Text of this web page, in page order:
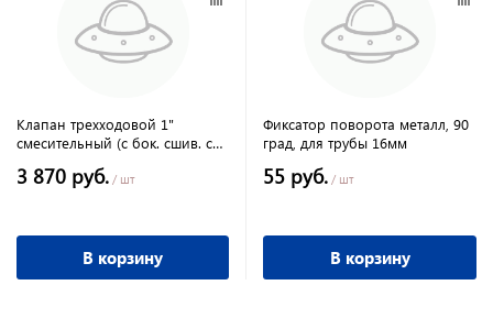
Клапан трехходовой 1"
смесительный (с бок. сшив. с
перекр)
3 870 руб. / шт
В корзину
Фиксатор поворота металл, 90
град, для трубы 16мм
55 руб. / шт
В корзину